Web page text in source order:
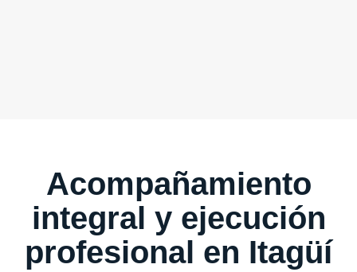
Acompañamiento
integral y ejecución
profesional en Itagüí